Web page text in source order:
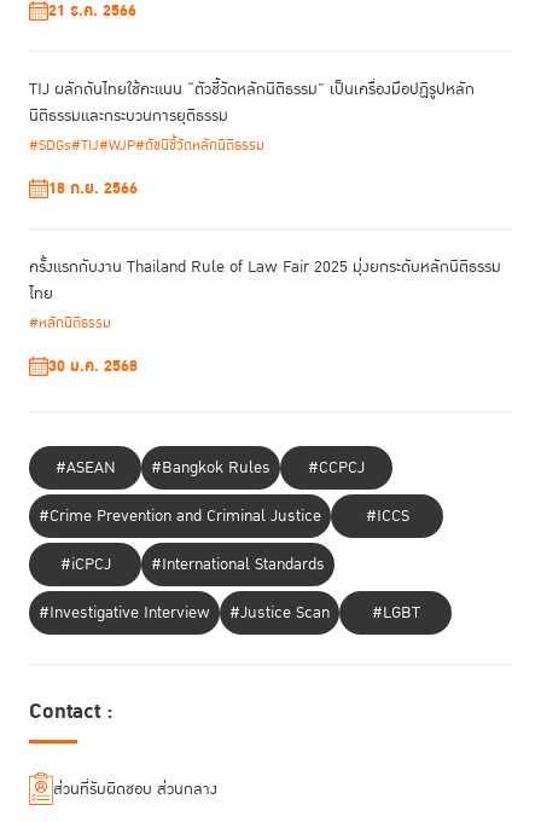
คะแนนRule of Law Index ประเทศไทย ปี 2025แยกตามตัวชี้วัด 8 ปัจจัย
ปัจจัยที่ 1 การจำกัดอำนาจรัฐ
ปัจจัยที่ 2 การปราศจากคอร์รัปชัน
(0.46)
(0.74)
ปัจจัยที่ 6 การบังคับใช้กฎหมายได้ 0.45 คะแนน เท่ากับปี 2024
ปัจจัยที่ 7 กระบวนการยุติธรรมทางแพ่งได้ 0.50 คะแนน เท่ากับปี 2024
ปัจจัยที่ 8 กระบวนการยุติธรรมทางอาญาได้ 0.42 คะแนน เพิ่มขึ้นจากปี
2024 (0.41)
ไหน แต่ยังช่วยชี้ว่า ‘โครงสร้างใด’ ที่ควรได้รับการปรับปรุง
องค์กรในการผลักดันให้ระบบฐานข้อมูลภาครัฐของไทย เป็น
21 ธ.ค. 2566
TIJ ผลักดันไทยใช้คะแนน “ตัวชี้วัดหลักนิติธรรม” เป็นเครื่องมือปฏิรูปหลัก
นิติธรรมและกระบวนการยุติธรรม
#SDGs#TIJ#WJP#ดัชนีชี้วัดหลักนิติธรรม
18 ก.ย. 2566
ครั้งแรกกับงาน Thailand Rule of Law Fair 2025 มุ่งยกระดับหลักนิติธรรม
ไทย
#หลักนิติธรรม
30 ม.ค. 2568
#ASEAN #Bangkok Rules
#CCPCJ
#Crime Prevention and Criminal Justice
#ICCS
#iCPCJ
#International Standards
#Investigative Interview
#Justice Scan #LGBT
Contact :
ส่วนที่รับผิดชอบ ส่วนกลาง